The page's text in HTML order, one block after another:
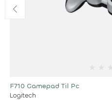
F710 Gamepad Til Pc
Logitech